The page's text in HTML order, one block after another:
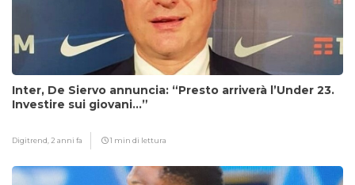
Inter, De Siervo annuncia: “Presto arriverà l’Under 23.
Investire sui giovani…”
Digitrend, 2 anni fa 1 min di lettura